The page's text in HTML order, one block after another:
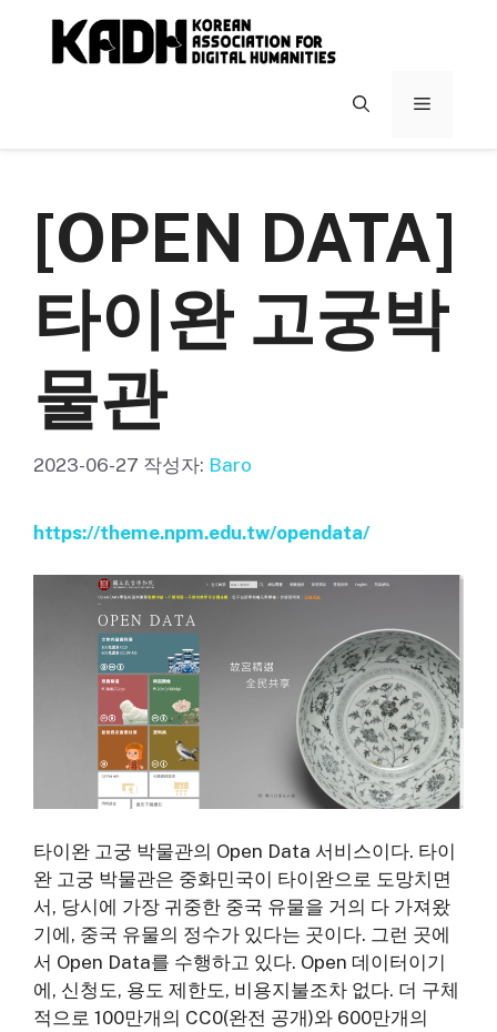
메
[OPEN DATA]
타이완 고궁박
물관
2023-06-27 작성자: Baro
https://theme.npm.edu.tw/opendata/
타이완 고궁 박물관의 Open Data 서비스이다. 타이
완 고궁 박물관은 중화민국이 타이완으로 도망치면
서, 당시에 가장 귀중한 중국 유물을 거의 다 가져왔
기에, 중국 유물의 정수가 있다는 곳이다. 그런 곳에
서 Open Data를 수행하고 있다. Open 데이터이기
에, 신청도, 용도 제한도, 비용지불조차 없다. 더 구체
적으로 100만개의 CC0(완전 공개)와 600만개의